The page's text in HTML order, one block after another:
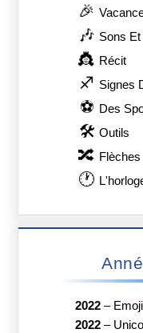
🎉
🎶 Sons
👸 Récit
♐ Signes
⚽ Des
🛠 Outils
🔀 Flèches
🕐
2022–
2022–